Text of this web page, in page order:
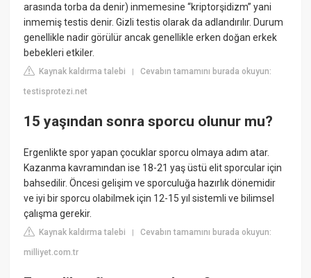
arasında torba da denir) inmemesine “kriptorşidizm” yani
inmemiş testis denir. Gizli testis olarak da adlandırılır. Durum
genellikle nadir görülür ancak genellikle erken doğan erkek
bebekleri etkiler.
Kaynak kaldırma talebi |Cevabın tamamını burada okuyun:
testisprotezi.net
15 yaşından sonra sporcu olunur mu?
Ergenlikte spor yapan çocuklar sporcu olmaya adım atar.
Kazanma kavramından ise 18-21 yaş üstü elit sporcular için
bahsedilir. Öncesi gelişim ve sporculuğa hazırlık dönemidir
ve iyi bir sporcu olabilmek için 12-15 yıl sistemli ve bilimsel
çalışma gerekir.
Kaynak kaldırma talebi |Cevabın tamamını burada okuyun:
milliyet.com.tr